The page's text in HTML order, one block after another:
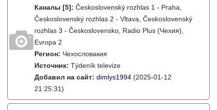
Каналы [5]: Československý rozhlas 1 - Praha,
Československý rozhlas 2 - Vltava, Československý
rozhlas 3 - Československo, Radio Plus (Чехия),
Evropa 2
Регион: Чехословакия
Источник: Týdeník televize
Добавил на сайт: dimlys1994 (2025-01-12
21:25:31)